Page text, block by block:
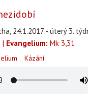
24.1.2017 - úterý 3.
| Evangelium: Mk 3,31
Kázání